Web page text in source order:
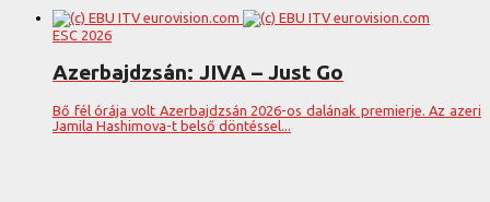
ESC 2026
Azerbajdzsán: JIVA – Just Go
Bő fél órája volt Azerbajdzsán 2026-os dalának premierje. Az azeri
Jamila Hashimova-t belső döntéssel...